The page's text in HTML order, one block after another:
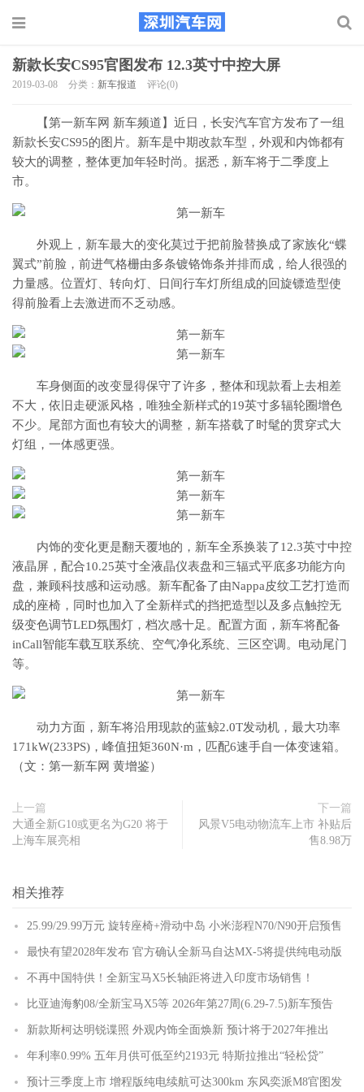
新款长安CS95官图发布 12.3英寸中控大屏
2019-03-08 分类： 新车报道 评论(0)
【第一新车网 新车频道】近日，长安汽车官方发布了一组
新款长安CS95的图片。新车是中期改款车型，外观和内饰都有
较大的调整，整体更加年轻时尚。据悉，新车将于二季度上
市。
外观上，新车最大的变化莫过于把前脸替换成了家族化“蝶
翼式”前脸，前进气格栅由多条镀铬饰条并排而成，给人很强的
力量感。位置灯、转向灯、日间行车灯所组成的回旋镖造型使
得前脸看上去激进而不乏动感。
车身侧面的改变显得保守了许多，整体和现款看上去相差
不大，依旧走硬派风格，唯独全新样式的19英寸多辐轮圈增色
不少。尾部方面也有较大的调整，新车搭载了时髦的贯穿式大
灯组，一体感更强。
内饰的变化更是翻天覆地的，新车全系换装了12.3英寸中控
液晶屏，配合10.25英寸全液晶仪表盘和三辐式平底多功能方向
盘，兼顾科技感和运动感。新车配备了由Nappa皮纹工艺打造而
成的座椅，同时也加入了全新样式的挡把造型以及多点触控无
级变色调节LED氛围灯，档次感十足。配置方面，新车将配备
inCall智能车载互联系统、空气净化系统、三区空调。电动尾门
等。
动力方面，新车将沿用现款的蓝鲸2.0T发动机，最大功率
171kW(233PS)，峰值扭矩360N·m，匹配6速手自一体变速箱。
（文：第一新车网 黄增鉴）
上一篇
大通全新G10或更名为G20 将于
上海车展亮相
下一篇
风景V5电动物流车上市 补贴后
售8.98万
相关推荐
25.99/29.99万元 旋转座椅+滑动中岛 小米澎程N70/N90开启预售
最快有望2028年发布 官方确认全新马自达MX-5将提供纯电动版
不再中国特供！全新宝马X5长轴距将进入印度市场销售！
比亚迪海豹08/全新宝马X5等 2026年第27周(6.29-7.5)新车预告
新款斯柯达明锐谍照 外观内饰全面焕新 预计将于2027年推出
年利率0.99% 五年月供可低至约2193元 特斯拉推出“轻松贷”
预计三季度上市 增程版纯电续航可达300km 东风奕派M8官图发